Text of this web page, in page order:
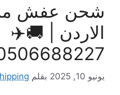
عفش من
| 🚚✈️
10, 2025 بقلم shipping